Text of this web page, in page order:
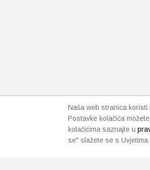
Naša web stranica
Postavke kolačića
kolačićima saznajte u
se" slažete se s Uvjetima